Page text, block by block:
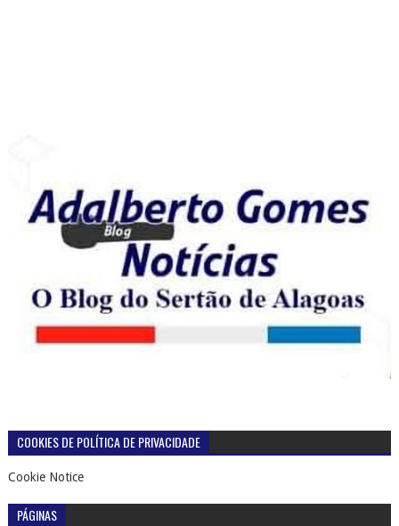
COOKIES DE POLÍTICA DE PRIVACIDADE
Cookie Notice
PÁGINAS